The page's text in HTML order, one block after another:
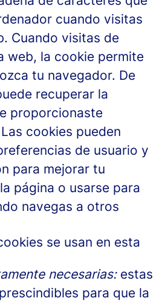
cuando visitas
Cuando visitas de
web, la cookie permite
tu navegador. De
recuperar la
proporcionaste
cookies pueden
de usuario y
para mejorar tu
página o usarse para
navegas a otros
se usan en esta
necesarias:estas
para que la